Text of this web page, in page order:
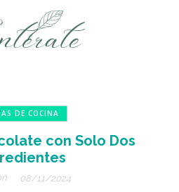
DE COCINA
con Solo Dos
08/11/2024